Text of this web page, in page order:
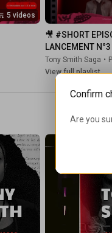
#webseries
🎬 TONY
Productions :
En
@lounkone  |
5 videos
🎥 #SHORT
LANCEMENT N°3
Tony Smith Saga •
View full playlist
Confirm
Are you